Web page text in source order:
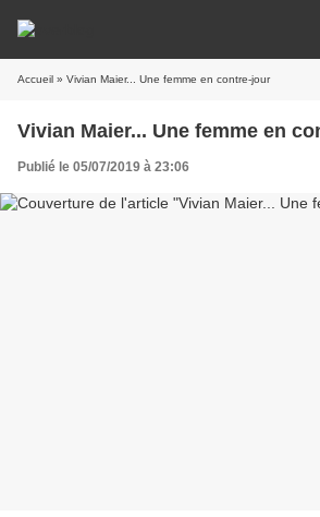
Accueil » Vivian Maier... Une femme en contre-jour
Vivian Maier... Une femme en
Publié le 05/07/2019 à 23:06